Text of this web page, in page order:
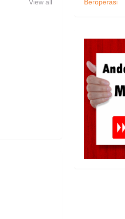
View all Beroperasi